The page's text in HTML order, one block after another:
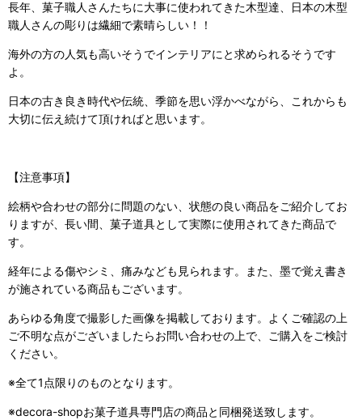
長年、菓子職人さんたちに大事に使われてきた木型達、日本の木型
職人さんの彫りは繊細で素晴らしい！！
海外の方の人気も高いそうでインテリアにと求められるそうです
よ。
日本の古き良き時代や伝統、季節を思い浮かべながら、これからも
大切に伝え続けて頂ければと思います。
【注意事項】
絵柄や合わせの部分に問題のない、状態の良い商品をご紹介してお
りますが、長い間、菓子道具として実際に使用されてきた商品で
す。
経年による傷やシミ、痛みなども見られます。また、墨で覚え書き
が施されている商品もございます。
あらゆる角度で撮影した画像を掲載しております。よくご確認の上
ご不明な点がございましたらお問い合わせの上で、ご購入をご検討
ください。
※全て1点限りのものとなります。
※decora-shopお菓子道具専門店の商品と同梱発送致します。